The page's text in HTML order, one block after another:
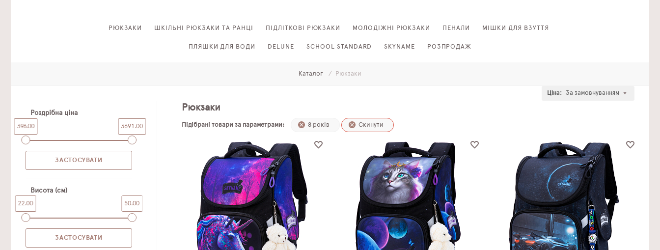
РЮКЗАКИ ШКІЛЬНІ РЮКЗАКИ ТА РАНЦІ ПІДЛІТКОВІ РЮКЗАКИ МОЛОДІЖНІ РЮКЗАКИ ПЕНАЛИ МІШКИ ДЛЯ ВЗУТТЯ
ПЛЯШКИ ДЛЯ ВОДИ DELUNE SCHOOL STANDARD SKYNAME РОЗПРОДАЖ
Каталог Рюкзаки
Роздрібна ціна
396.00 3691.00
Висота (см)
22.00 50.00
Ціна: За замовчуванням
Рюкзаки
Підібрані товари за параметрами: 8 років Скинути